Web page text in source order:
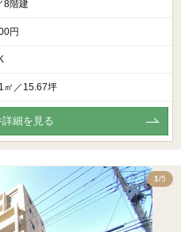
8階建
円
㎡／15.67坪
詳細を見る
1/5